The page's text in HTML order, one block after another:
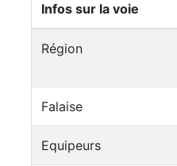
Infos sur la voie
Région
Falaise
Equipeurs